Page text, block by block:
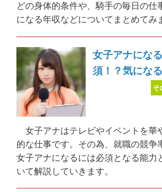
どの身体的条件や、騎手の毎日の仕
になる年収などについてまとめてみ
女子アナにな
須！？気にな
そ
女子アナはテレビやイベントを華
的な仕事です。その為、就職の競争
女子アナになるには必須となる能力
いて解説していきます。